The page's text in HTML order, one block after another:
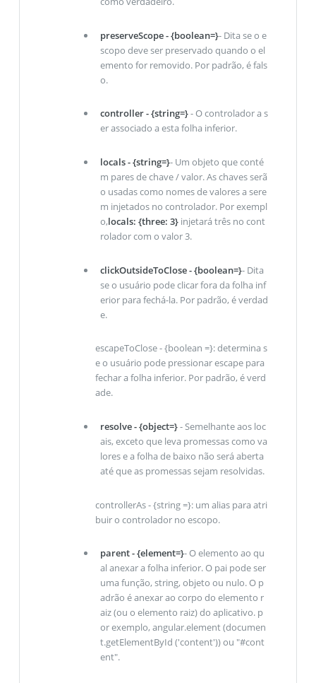
preserveScope - {boolean=}- Dita se o e
scopo deve ser preservado quando o el
emento for removido. Por padrão, é fals
o.
controller - {string=}- O controlador a s
er associado a esta folha inferior.
locals - {string=}- Um objeto que conté
m pares de chave / valor. As chaves serã
o usadas como nomes de valores a sere
m injetados no controlador. Por exempl
o,locals: {three: 3}injetará três no cont
rolador com o valor 3.
clickOutsideToClose - {boolean=}- Dita
se o usuário pode clicar fora da folha inf
erior para fechá-la. Por padrão, é verdad
e.
escapeToClose - {boolean =}: determina s
e o usuário pode pressionar escape para
fechar a folha inferior. Por padrão, é verd
ade.
resolve - {object=}- Semelhante aos loc
ais, exceto que leva promessas como va
lores e a folha de baixo não será aberta
até que as promessas sejam resolvidas.
controllerAs - {string =}: um alias para atri
buir o controlador no escopo.
parent - {element=}- O elemento ao qu
al anexar a folha inferior. O pai pode ser
uma função, string, objeto ou nulo. O p
adrão é anexar ao corpo do elemento r
aiz (ou o elemento raiz) do aplicativo. p
or exemplo, angular.element (documen
t.getElementById ('content')) ou "#cont
ent".